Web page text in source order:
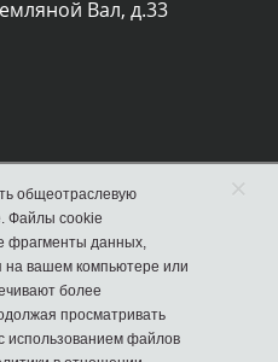
Вал, д.33
общеотраслевую
Файлы cookie
фрагменты данных,
на вашем компьютере или
более
просматривать
использованием файлов
×